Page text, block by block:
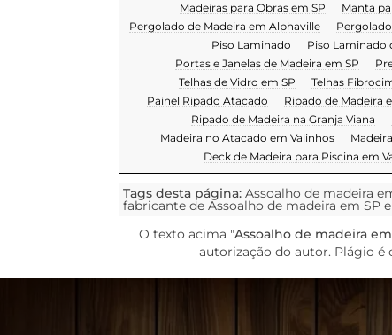
Madeiras para Obras em SP
Manta
Pergolado de Madeira em Alphaville
Piso Laminado
Piso Laminado
Portas e Janelas de Madeira em SP
Telhas de Vidro em SP
Telhas
Painel Ripado Atacado
Ripado de Madeira
Ripado de Madeira na Granja Viana
Madeira no Atacado em Valinhos
Deck de Madeira para Piscina em
Tags desta página: Assoalho de madeira
fabricante de Assoalho de madeira em SP
O texto acima "Assoalho de madeira
autorização do autor. Plágio é